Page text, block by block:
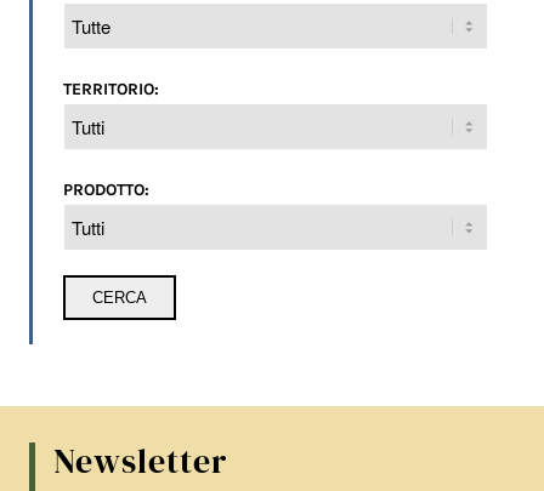
TERRITORIO:
PRODOTTO:
Newsletter